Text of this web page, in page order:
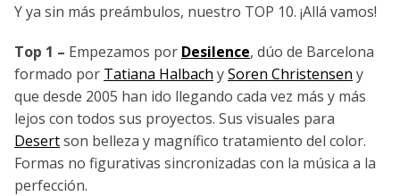
Y ya sin más preámbulos, nuestro TOP 10. ¡Allá vamos!
Top 1 – Empezamos por Desilence, dúo de Barcelona
formado por Tatiana Halbach ySoren Christensen y
que desde 2005 han ido llegando cada vez más y más
lejos con todos sus proyectos. Sus visuales para
Desertson belleza y magnífico tratamiento del color.
Formas no figurativas sincronizadas con la música a la
perfección.